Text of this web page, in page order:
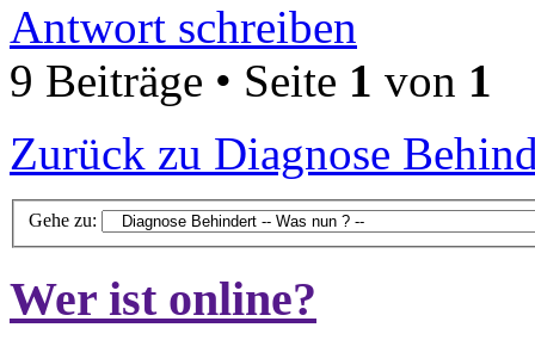
Antwort schreiben
9 Beiträge • Seite 1 von 1
Zurück zu Diagnose
Gehe zu:
Wer ist online?